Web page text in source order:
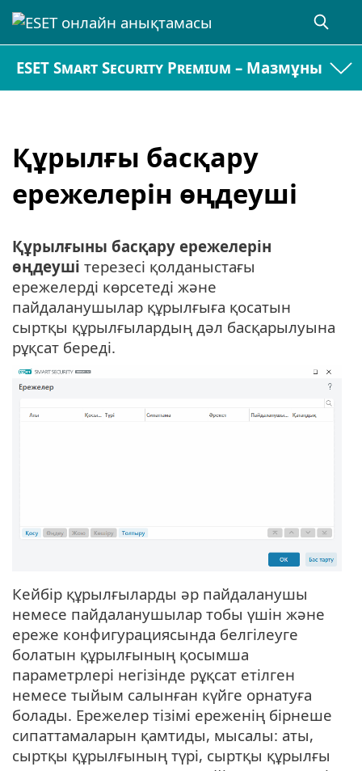
ESET Smart Security Premium – Мазмұны
Құрылғы басқару
ережелерін өңдеуші
Құрылғыны басқару ережелерін
өңдеуші терезесі қолданыстағы
ережелерді көрсетеді және
пайдаланушылар құрылғыға қосатын
сыртқы құрылғылардың дәл басқарылуына
рұқсат береді.
Кейбір құрылғыларды әр пайдаланушы
немесе пайдаланушылар тобы үшін және
ереже конфигурациясында белгілеуге
болатын құрылғының қосымша
параметрлері негізінде рұқсат етілген
немесе тыйым салынған күйге орнатуға
болады. Ережелер тізімі ереженің бірнеше
сипаттамаларын қамтиды, мысалы: аты,
сыртқы құрылғының түрі, сыртқы құрылғы